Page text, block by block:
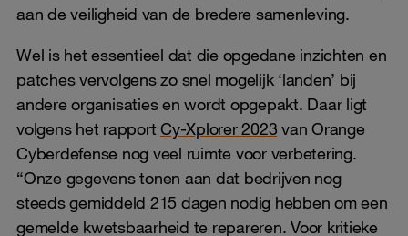
aan de veiligheid van de bredere samenleving.
Wel is het essentieel dat die opgedane inzichten en
patches vervolgens zo snel mogelijk ‘landen’ bij
andere organisaties en wordt opgepakt. Daar ligt
volgens het rapport Cy-Xplorer 2023 van Orange
Cyberdefense nog veel ruimte voor verbetering.
“Onze gegevens tonen aan dat bedrijven nog
steeds gemiddeld 215 dagen nodig hebben om een
gemelde kwetsbaarheid te repareren. Voor kritieke